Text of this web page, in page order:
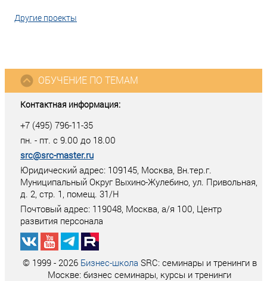
Другие проекты
Контактная информация:
+7 (495) 796-11-35
пн. - пт. с 9.00 до 18.00
src@src-master.ru
Юридический адрес: 109145, Москва, Вн.тер.г.
Муниципальный Округ Выхино-Жулебино, ул. Привольная,
д. 2, стр. 1, помещ. 31/Н
Почтовый адрес: 119048, Москва, а/я 100, Центр
развития персонала
ОБУЧЕНИЕ ПО ТЕМАМ
© 1999 - 2026 Бизнес-школа SRC: семинары и тренинги в
Москве: бизнес семинары, курсы и тренинги